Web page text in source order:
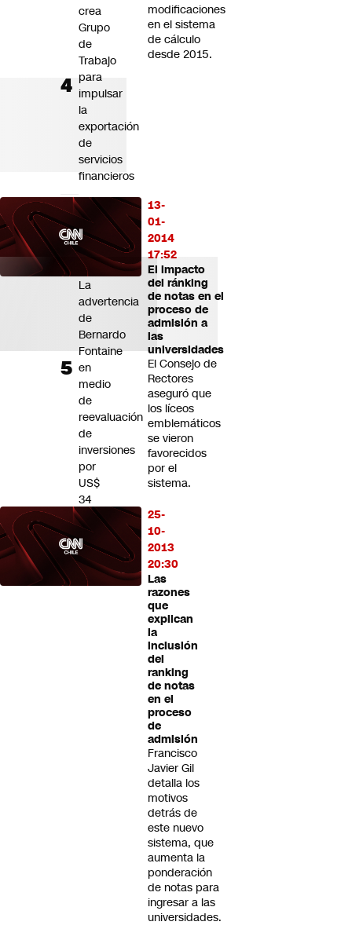
modificaciones
en el sistema
de cálculo
desde 2015.
13-
01-
2014
17:52
El impacto
del ránking
de notas en el
proceso de
admisión a
las
universidades
El Consejo de
Rectores
aseguró que
los líceos
emblemáticos
se vieron
favorecidos
por el
sistema.
25-
10-
2013
20:30
Las
razones
que
explican
la
inclusión
del
ranking
de notas
en el
proceso
de
admisión
Francisco
Javier Gil
detalla los
motivos
detrás de
este nuevo
sistema, que
aumenta la
ponderación
de notas para
ingresar a las
universidades.
crea
Grupo
de
Trabajo
para
impulsar
la
exportación
de
servicios
financieros
Codelco
tendrá
"cuatro
años
difíciles":
La
advertencia
de
Bernardo
Fontaine
en
medio
de
reevaluación
de
inversiones
por
US$
34
mil
millones